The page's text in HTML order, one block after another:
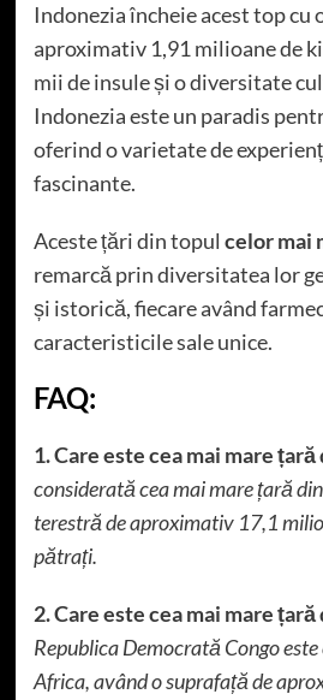
Indonezia încheie acest top cu
aproximativ 1,91 milioane de
mii de insule și o diversitate
Indonezia este un paradis
oferind o varietate de
fascinante.
Aceste țări din topul celor mai
remarcă prin diversitatea lor
și istorică, fiecare având
caracteristicile sale unice.
FAQ:
1. Care este cea mai mare țară
considerată cea mai mare țară
terestră de aproximativ 17,1
pătrați.
2. Care este cea mai mare
Republica Democrată Congo
Africa, având o suprafață de